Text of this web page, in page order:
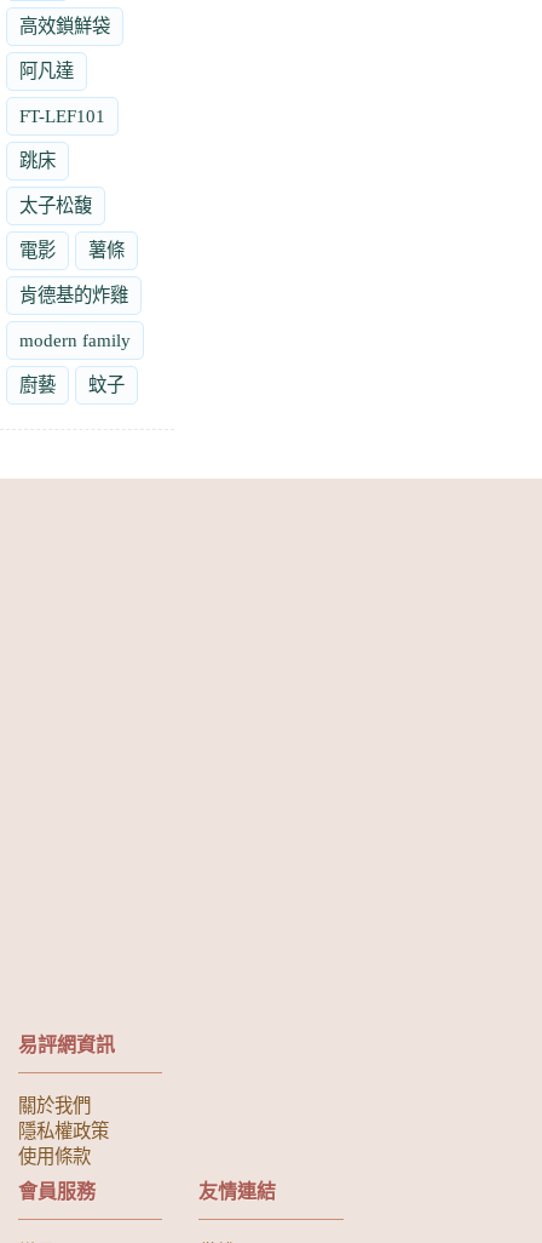
高效鎖鮮袋
阿凡達
FT-LEF101
跳床
太子松馥
電影 薯條
肯德基的炸雞
modern family
廚藝 蚊子
易評網資訊
關於我們
隱私權政策
使用條款
會員服務 友情連結